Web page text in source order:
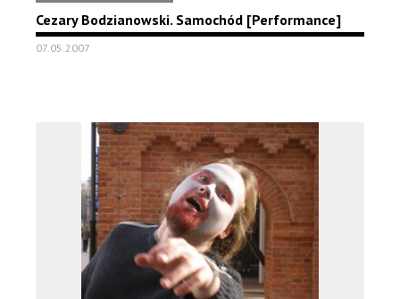
Cezary Bodzianowski. Samochód [Performance]
07.05.2007